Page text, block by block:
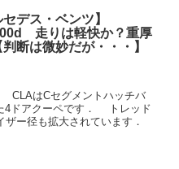
セデス・ベンツ】
走りは軽快か？重厚
断は微妙だが・・・】
CLAはCセグメントハッチバ
4ドアクーペです． トレッド
ー径も拡大されています．